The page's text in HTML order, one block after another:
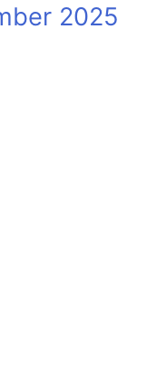
2025